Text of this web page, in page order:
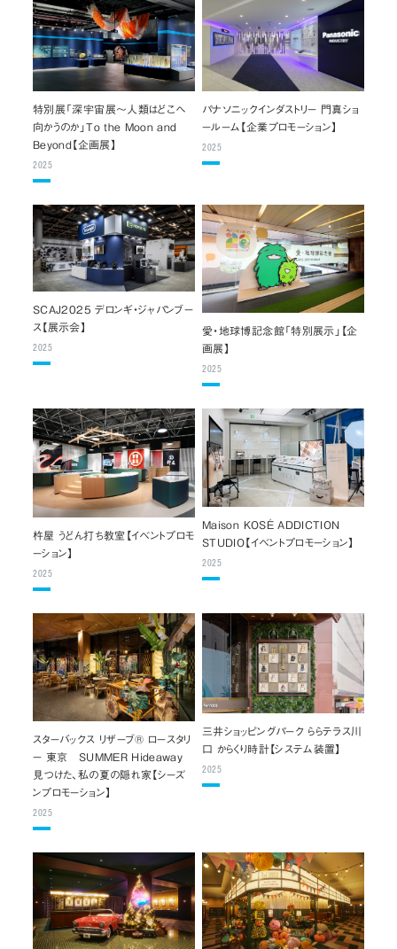
特別展「深宇宙展～人類はどこへ
向かうのか」To the Moon and
Beyond【企画展】
2025
パナソニックインダストリー 門真ショ
ールーム【企業プロモーション】
2025
SCAJ2025 デロンギ・ジャパンブー
ス【展示会】
2025
愛・地球博記念館「特別展示」【企
画展】
2025
杵屋 うどん打ち教室【イベントプロモ
ーション】
2025
Maison KOSÉ ADDICTION
STUDIO【イベントプロモーション】
2025
スターバックス リザーブ® ロースタリ
ー 東京 SUMMER Hideaway
見つけた、私の夏の隠れ家【シーズ
ンプロモーション】
2025
三井ショッピングパーク ららテラス川
口 からくり時計【システム装置】
2025